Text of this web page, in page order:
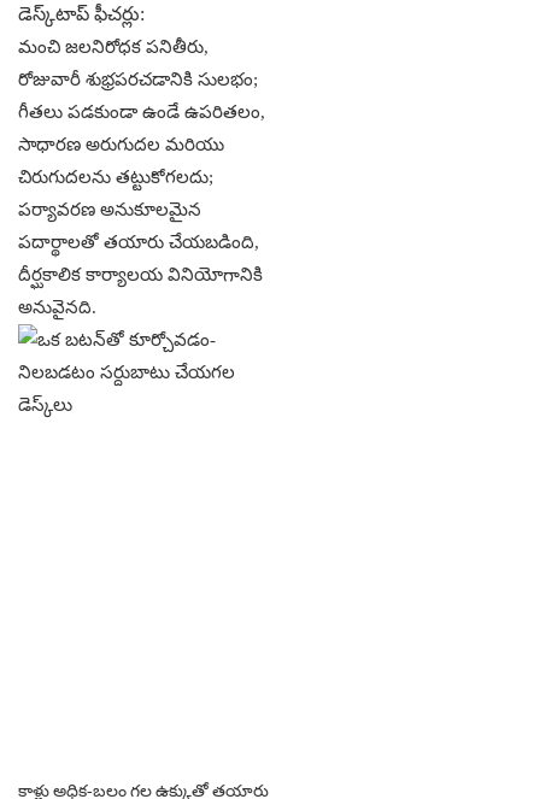
డెస్క్‌టాప్ ఫీచర్లు:
మంచి జలనిరోధక పనితీరు,
రోజువారీ శుభ్రపరచడానికి సులభం;
గీతలు పడకుండా ఉండే ఉపరితలం,
సాధారణ అరుగుదల మరియు
చిరుగుదలను తట్టుకోగలదు;
పర్యావరణ అనుకూలమైన
పదార్థాలతో తయారు చేయబడింది,
దీర్ఘకాలిక కార్యాలయ వినియోగానికి
అనువైనది.
కాళ్లు అధిక-బలం గల ఉక్కుతో తయారు